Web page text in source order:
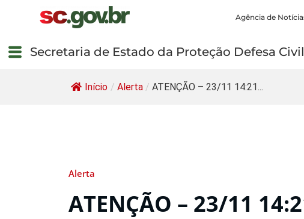
Agência de
Secretaria de Estado da Proteção Defesa Civil
Início / Alerta / ATENÇÃO – 23/11 14:21...
Alerta
ATENÇÃO – 23/11